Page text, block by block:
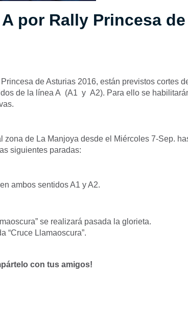
por Rally Princesa de
de Asturias 2016, están previstos cortes
de la línea A (A1 y A2). Para ello se
zona de La Manjoya desde el Miércoles 7-Sep.
siguientes paradas:
ambos sentidos A1 y A2.
se realizará pasada la glorieta.
“Cruce Llamaoscura”.
con tus amigos!